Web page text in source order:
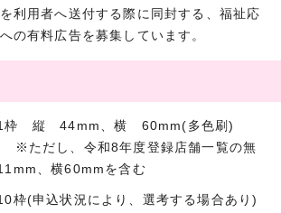
利用者へ送付する際に同封する、福祉応
の有料広告を募集しています。
44mm、横 60mm(多色刷)
令和8年度登録店舗一覧の無
、横60mmを含む
込状況により、選考する場合あり)